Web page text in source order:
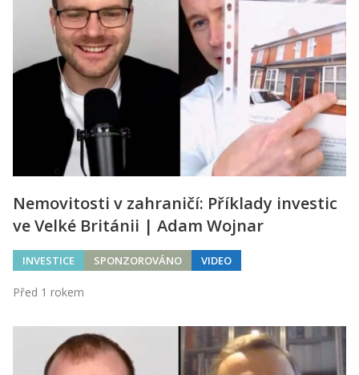
Nemovitosti v zahraničí: Příklady investic
ve Velké Británii | Adam Wojnar
INVESTICE SPONZOROVÁNO VIDEO
Před 1 rokem